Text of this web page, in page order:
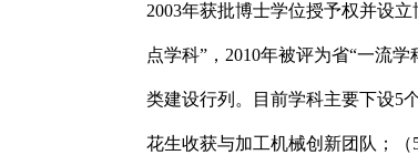
2003年获批博士学位授予权并设
点学科”，2010年被评为省“一流
类建设行列。目前学科主要下设5
花生收获与加工机械创新团队；